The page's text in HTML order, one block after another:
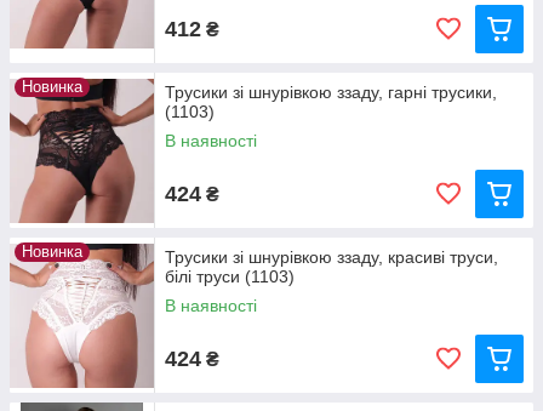
412 ₴
Новинка
Трусики зі шнурівкою ззаду, гарні трусики,
(1103)
В наявності
424 ₴
Новинка
Трусики зі шнурівкою ззаду, красиві труси,
білі труси (1103)
В наявності
424 ₴